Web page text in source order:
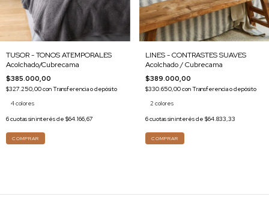
TUSOR - TONOS ATEMPORALES
Acolchado/Cubrecama
$385.000,00
$327.250,00conTransferencia o depósito
4 colores
6cuotas sin interés de $64.166,67
COMPRAR
LINES - CONTRASTES SUAVES
Acolchado / Cubrecama
$389.000,00
$330.650,00conTransferencia o depósito
2 colores
6cuotas sin interés de $64.833,33
COMPRAR